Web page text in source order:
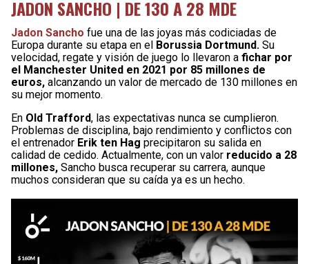
JADON SANCHO | DE 130 A 28 MDE
Jadon Sancho fue una de las joyas más codiciadas de
Europa durante su etapa en el Borussia Dortmund. Su
velocidad, regate y visión de juego lo llevaron a fichar por
el Manchester United en 2021 por 85 millones de
euros, alcanzando un valor de mercado de 130 millones en
su mejor momento.
En Old Trafford, las expectativas nunca se cumplieron.
Problemas de disciplina, bajo rendimiento y conflictos con
el entrenador Erik ten Hag precipitaron su salida en
calidad de cedido. Actualmente, con un valor reducido a 28
millones, Sancho busca recuperar su carrera, aunque
muchos consideran que su caída ya es un hecho.